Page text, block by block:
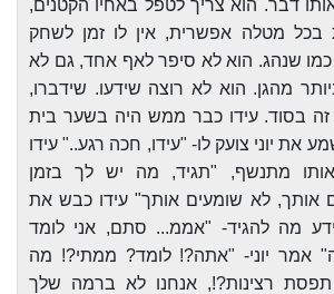
דבר. הוא צריך לטפל באחיו הקטנים,
בכל מטלה אפשרית, אין לו זמן לשחק
שנהג. הוא לא סיפר לאף אחד, גם לא
מהגן. הוא לא רוצה שידעו. שידברו,
בסוד. עידו כבר ממש היה בשער בית
יוני צועק לו- "עידו, חכה רגע.." עידו
אותו מתנשף, "תגיד, מה יש לך בזמן
אותך, לא שומעים אותך" עידו כבש את
ידע מה להגיד- "אממ... סתם, אני לומד
אמר יוני- "אתה?! לומד? ממתי?! מה
רצינות?!, אנחנו לא ברמה שלך